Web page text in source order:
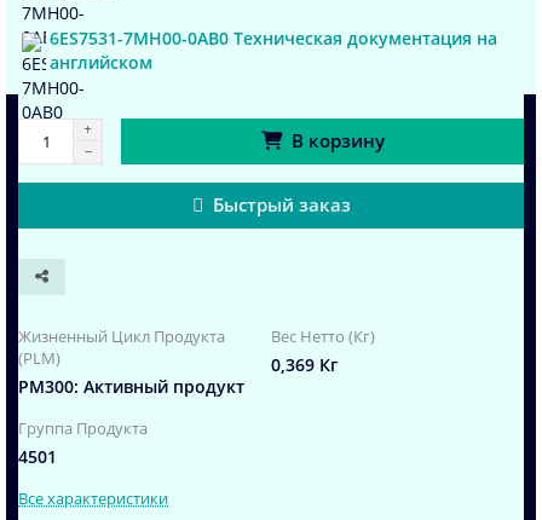
6ES7531-7MH00-0AB0 Техническая документация на
английском
В корзину
Быстрый заказ
Жизненный Цикл Продукта
(PLM)
PM300: Активный продукт
Вес Нетто (Кг)
0,369 Кг
Группа Продукта
4501
Все характеристики